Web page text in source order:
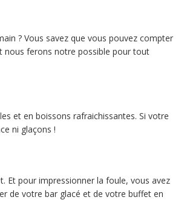
? Vous savez que vous pouvez compter
nous ferons notre possible pour tout
et en boissons rafraichissantes. Si votre
ni glaçons !
Et pour impressionner la foule, vous avez
de votre bar glacé et de votre buffet en